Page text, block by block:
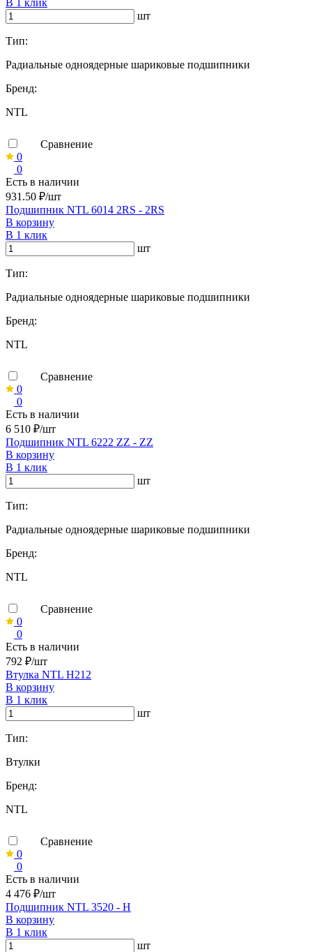
шт
Тип:
Радиальные одноядерные шариковые подшипники
Бренд:
NTL
Сравнение
0
0
Есть в наличии
931.50 ₽/шт
Подшипник NTL 6014 2RS - 2RS
В корзину
В 1 клик
шт
Тип:
Радиальные одноядерные шариковые подшипники
Бренд:
NTL
Сравнение
0
0
Есть в наличии
6 510 ₽/шт
Подшипник NTL 6222 ZZ - ZZ
В корзину
В 1 клик
шт
Тип:
Радиальные одноядерные шариковые подшипники
Бренд:
NTL
Сравнение
0
0
Есть в наличии
792 ₽/шт
Втулка NTL H212
В корзину
В 1 клик
шт
Тип:
Втулки
Бренд:
NTL
Сравнение
0
0
Есть в наличии
4 476 ₽/шт
Подшипник NTL 3520 - H
В корзину
В 1 клик
шт